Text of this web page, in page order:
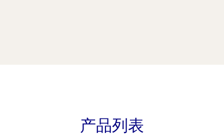
产品列表